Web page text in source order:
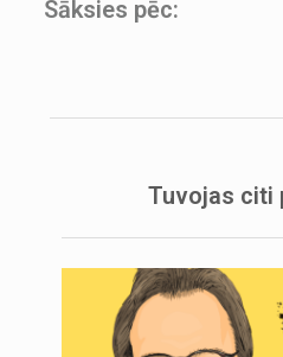
Sāksies pēc:
Tuvojas citi